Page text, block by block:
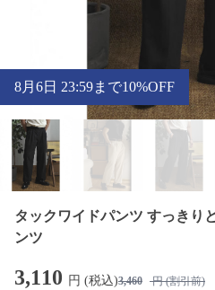
8月 6日 23:59まで10%OFF
タックワイドパンツ すっきり
ンツ
3,110 円 (税込)3,460 円 (割引前)